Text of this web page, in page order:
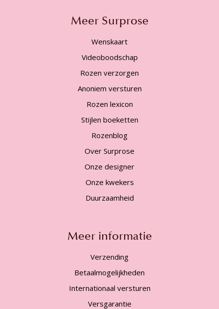
Meer Surprose
Wenskaart
Videoboodschap
Rozen verzorgen
Anoniem versturen
Rozen lexicon
Stijlen boeketten
Rozenblog
Over Surprose
Onze designer
Onze kwekers
Duurzaamheid
Meer informatie
Verzending
Betaalmogelijkheden
Internationaal versturen
Versgarantie